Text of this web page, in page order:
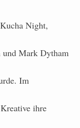
Night,
und Mark Dytham
Im
ihre